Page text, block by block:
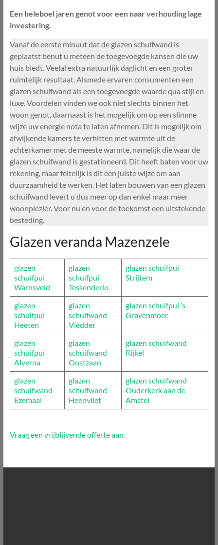
Een heleboel jaren genot voor een naar verhouding lage
investering.
Vanaf de eerste minuut dat de glazen schuifwand is
geplaatst benut u meteen de toegevoegde kansen die uw
huis biedt. Veelal extra natuurlijk daglicht en een groter
ruimtelijk resultaat. Alsmede ervaren consumenten een
glazen schuifwand als een toegevoegde waarde qua stijl en
luxe. Voordelen vinden we ook niet slechts binnen het
woon genot, daarnaast is het mogelijk om op een slimme
wijze uw energie nota te laten afnemen. Dit is mogelijk om
afwijkende kamers te verhitten met warmte uit de
achterkamer met de meeste warmte, namelijk die waar de
glazen schuifwand is gestationeerd. Dit heeft baten voor uw
rekening, maar feitelijk is dit een juiste wijze om aan
duurzaamheid te werken. Het laten bouwen van een glazen
schuifwand levert u dus meer op dan enkel maar meer
woonplezier. Voor nu en voor de toekomst een uitstekende
besteding.
Glazen veranda Mazenzele
glazen
schuifpui
Warnsveld
glazen
schuifpui
Tessenderlo
glazen schuifpui
Strijtem
glazen
schuifpui
Heeten
glazen
schuifwand
Vledder
glazen schuifpui ’s
Gravenmoer
glazen
schuifpui
Alverna
glazen
schuifwand
Oostzaan
glazen schuifwand
Rijkel
glazen
schuifwand
Ezemaal
glazen
schuifwand
Heenvliet
glazen schuifwand
Ouderkerk aan de
Amstel
Vraag een vrijblijvende offerte aan.